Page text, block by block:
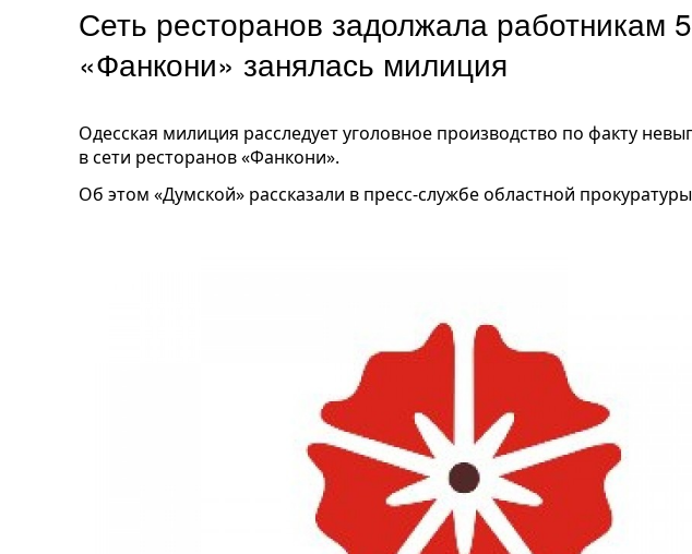
Сеть ресторанов задолжала работникам
«Фанкони» занялась милиция
Одесская милиция расследует уголовное производство по факту
в сети ресторанов «Фанкони».
Об этом «Думской» рассказали в пресс-службе областной